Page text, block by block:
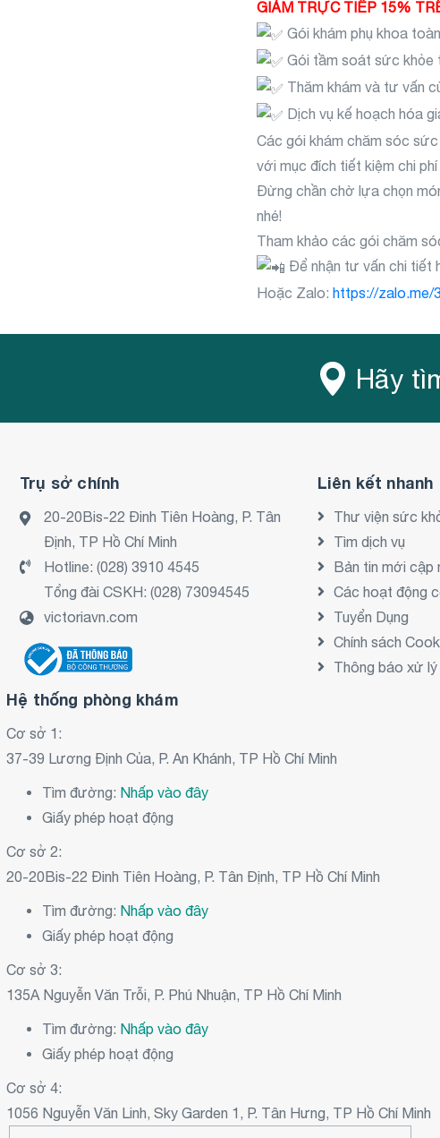
GIẢM TRỰC TIẾP 15%
Gói khám phụ khoa
Gói tầm soát sức khỏe
Thăm khám và tư vấn
Dịch vụ kế hoạch hóa
Các gói khám chăm sóc
với mục đích tiết kiệm chi
Đừng chần chờ lựa chọn
nhé!
Tham khảo các gói chăm
Để nhận tư vấn chi tiết
Hoặc Zalo: https://zalo.me/
Hãy
Trụ sở chính
20-20Bis-22 Đinh Tiên Hoàng, P. Tân
Định, TP Hồ Chí Minh
Hotline: (028) 3910 4545
Tổng đài CSKH: (028) 73094545
victoriavn.com
Liên kết nhanh
Thư viện sức
Tìm dịch vụ
Bản tin mới cập
Các hoạt động
Tuyển Dụng
Chính sách
Thông báo xử lý
Hệ thống phòng khám
Cơ sở 1:
37-39 Lương Định Của, P. An Khánh, TP Hồ Chí Minh
Tìm đường: Nhấp vào đây
Giấy phép hoạt động
Cơ sở 2:
20-20Bis-22 Đinh Tiên Hoàng, P. Tân Định, TP Hồ Chí Minh
Tìm đường: Nhấp vào đây
Giấy phép hoạt động
Cơ sở 3:
135A Nguyễn Văn Trỗi, P. Phú Nhuận, TP Hồ Chí Minh
Tìm đường: Nhấp vào đây
Giấy phép hoạt động
Cơ sở 4:
1056 Nguyễn Văn Linh, Sky Garden 1, P. Tân Hưng, TP Hồ Chí Minh